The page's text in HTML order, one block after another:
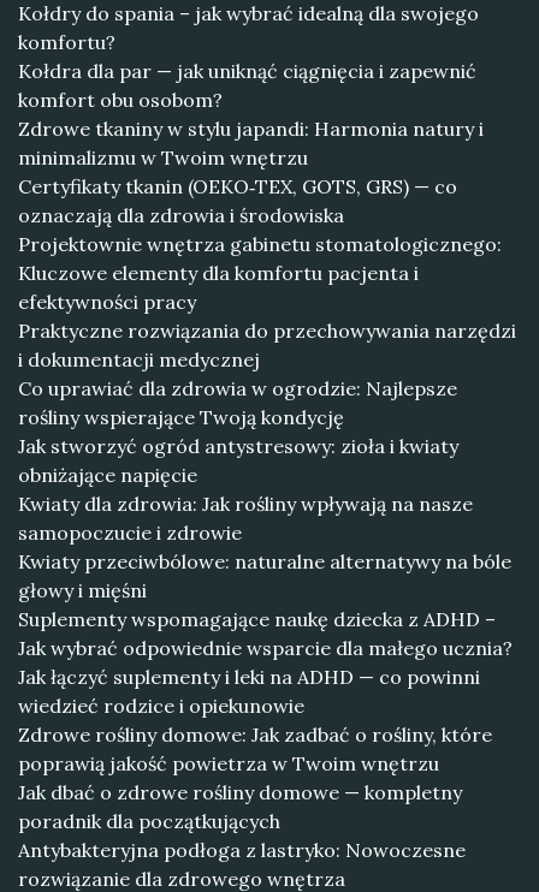
Kołdry do spania – jak wybrać idealną dla swojego
komfortu?
Kołdra dla par — jak uniknąć ciągnięcia i zapewnić
komfort obu osobom?
Zdrowe tkaniny w stylu japandi: Harmonia natury i
minimalizmu w Twoim wnętrzu
Certyfikaty tkanin (OEKO‑TEX, GOTS, GRS) — co
oznaczają dla zdrowia i środowiska
Projektownie wnętrza gabinetu stomatologicznego:
Kluczowe elementy dla komfortu pacjenta i
efektywności pracy
Praktyczne rozwiązania do przechowywania narzędzi
i dokumentacji medycznej
Co uprawiać dla zdrowia w ogrodzie: Najlepsze
rośliny wspierające Twoją kondycję
Jak stworzyć ogród antystresowy: zioła i kwiaty
obniżające napięcie
Kwiaty dla zdrowia: Jak rośliny wpływają na nasze
samopoczucie i zdrowie
Kwiaty przeciwbólowe: naturalne alternatywy na bóle
głowy i mięśni
Suplementy wspomagające naukę dziecka z ADHD –
Jak wybrać odpowiednie wsparcie dla małego ucznia?
Jak łączyć suplementy i leki na ADHD — co powinni
wiedzieć rodzice i opiekunowie
Zdrowe rośliny domowe: Jak zadbać o rośliny, które
poprawią jakość powietrza w Twoim wnętrzu
Jak dbać o zdrowe rośliny domowe — kompletny
poradnik dla początkujących
Antybakteryjna podłoga z lastryko: Nowoczesne
rozwiązanie dla zdrowego wnętrza